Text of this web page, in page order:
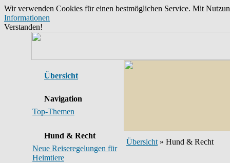
Wir verwenden Cookies für einen bestmöglichen Service. Mit
Informationen
Verstanden!
Übersicht
Navigation
Top-Themen
Hund & Recht
Neue Reiseregelungen für
Heimtiere
Übersicht » Hund & Recht